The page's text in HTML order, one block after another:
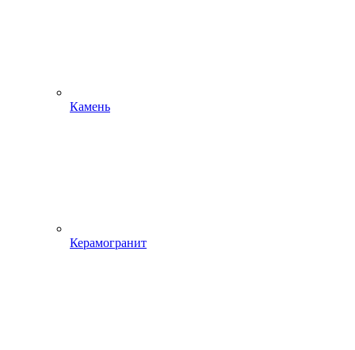
Камень
Керамогранит